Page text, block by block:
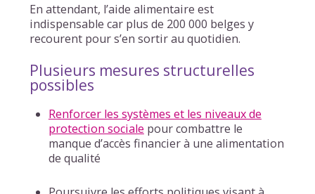
En attendant, l’aide alimentaire est
indispensable car plus de 200 000 belges y
recourent pour s’en sortir au quotidien.
Plusieurs mesures structurelles
possibles
Renforcer les systèmes et les niveaux de
protection sociale pour combattre le
manque d’accès financier à une alimentation
de qualité